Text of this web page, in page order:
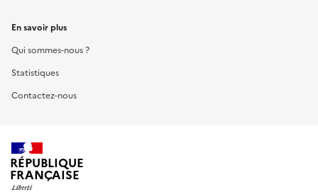
En savoir plus
Qui sommes-nous ?
Statistiques
Contactez-nous
RÉPUBLIQUE
FRANÇAISE